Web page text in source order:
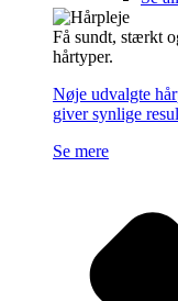
Få sundt, stærkt
hårtyper.
Nøje udvalgte
giver synlige
Se mere